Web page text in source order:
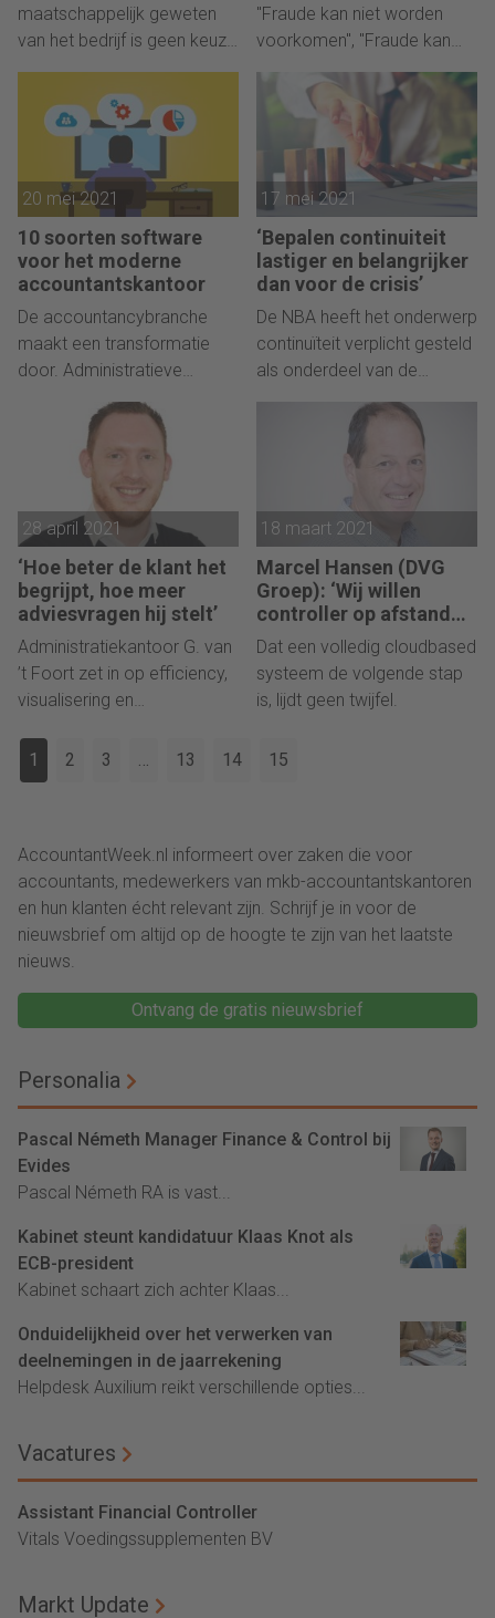
maatschappelijk geweten
van het bedrijf is geen keuze
meer, maar een verplichting.
"Fraude kan niet worden
voorkomen", "Fraude kan
meestal niet door de
controlerend accountant
worden gedetecteerd."
Aldus Bart Bruin, forensisch
accountant en directeur van
forensisch
onderzoeksbureau Integis.
En docent van de NBA-
cursus 'Update rondom
fraude'. "Ook al kan fraude
niet worden uitgebannen, je
kunt fraude wel tegengaan.
praktijkvoorbeelden uit hoe
dat het beste kan."
20 mei 2021
10 soorten software
voor het moderne
accountantskantoor
De accountancybranche
maakt een transformatie
door. Administratieve
werkzaamheden en
controle-aciviteiten staan
nog altijd aan de basis van
het accountantsberoep,
maar advies werk en andere
activiteiten worden steeds
belangrijker. Digitalisering,
automatisering en
standaardisering van
werkzaamheden kunnen
ervoor zorgen dat kantoren
efficiënter en veiliger werken
dan vroeger én dat het
contact met de klanten
vlotter verloopt. Een
accountantskantoor kan
inzetten om dit inderdaad te
laten gebeuren.
17 mei 2021
‘Bepalen continuiteit
lastiger en belangrijker
dan voor de crisis’
De NBA heeft het onderwerp
continuïteit verplicht gesteld
als onderdeel van de
Permanente Educatie in
28 april 2021
‘Hoe beter de klant het
begrijpt, hoe meer
adviesvragen hij stelt’
Administratiekantoor G. van
’t Foort zet in op efficiency,
visualisering en
18 maart 2021
Marcel Hansen (DVG
Groep): ‘Wij willen
controller op afstand
zijn’
Dat een volledig cloudbased
systeem de volgende stap
is, lijdt geen twijfel.
1 2 3 … 13 14 15
AccountantWeek.nl informeert over zaken die voor
accountants, medewerkers van mkb-accountantskantoren
en hun klanten écht relevant zijn. Schrijf je in voor de
nieuwsbrief om altijd op de hoogte te zijn van het laatste
nieuws.
Ontvang de gratis nieuwsbrief
Personalia
Pascal Németh Manager Finance & Control bij
Evides
Pascal Németh RA is vast...
Kabinet steunt kandidatuur Klaas Knot als
ECB-president
Kabinet schaart zich achter Klaas...
Onduidelijkheid over het verwerken van
deelnemingen in de jaarrekening
Helpdesk Auxilium reikt verschillende opties...
Vacatures
Assistant Financial Controller
Vitals Voedingssupplementen BV
Markt Update